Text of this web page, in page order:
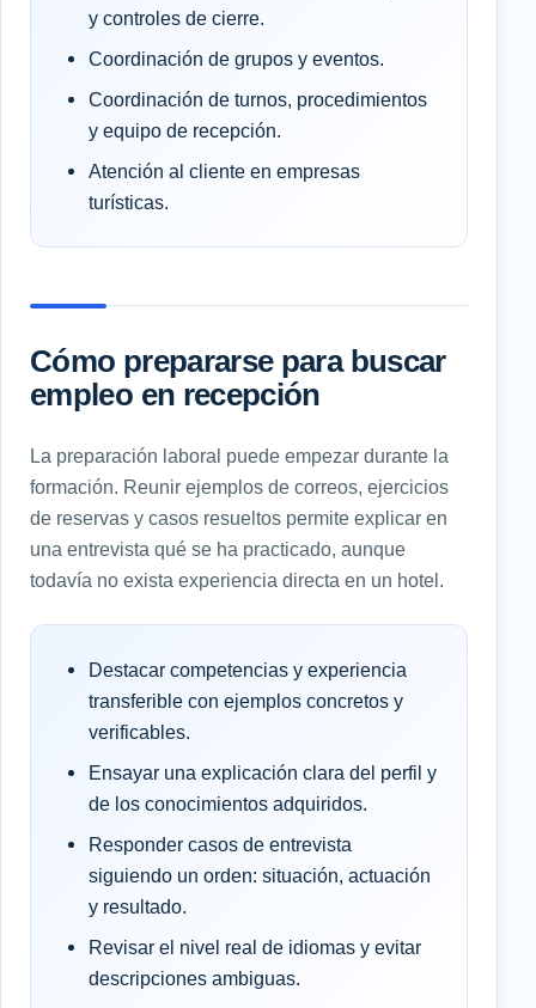
y controles de cierre.
Coordinación de grupos y eventos.
Coordinación de turnos, procedimientos
y equipo de recepción.
Atención al cliente en empresas
turísticas.
Cómo prepararse para buscar
empleo en recepción
La preparación laboral puede empezar durante la
formación. Reunir ejemplos de correos, ejercicios
de reservas y casos resueltos permite explicar en
una entrevista qué se ha practicado, aunque
todavía no exista experiencia directa en un hotel.
Destacar competencias y experiencia
transferible con ejemplos concretos y
verificables.
Ensayar una explicación clara del perfil y
de los conocimientos adquiridos.
Responder casos de entrevista
siguiendo un orden: situación, actuación
y resultado.
Revisar el nivel real de idiomas y evitar
descripciones ambiguas.